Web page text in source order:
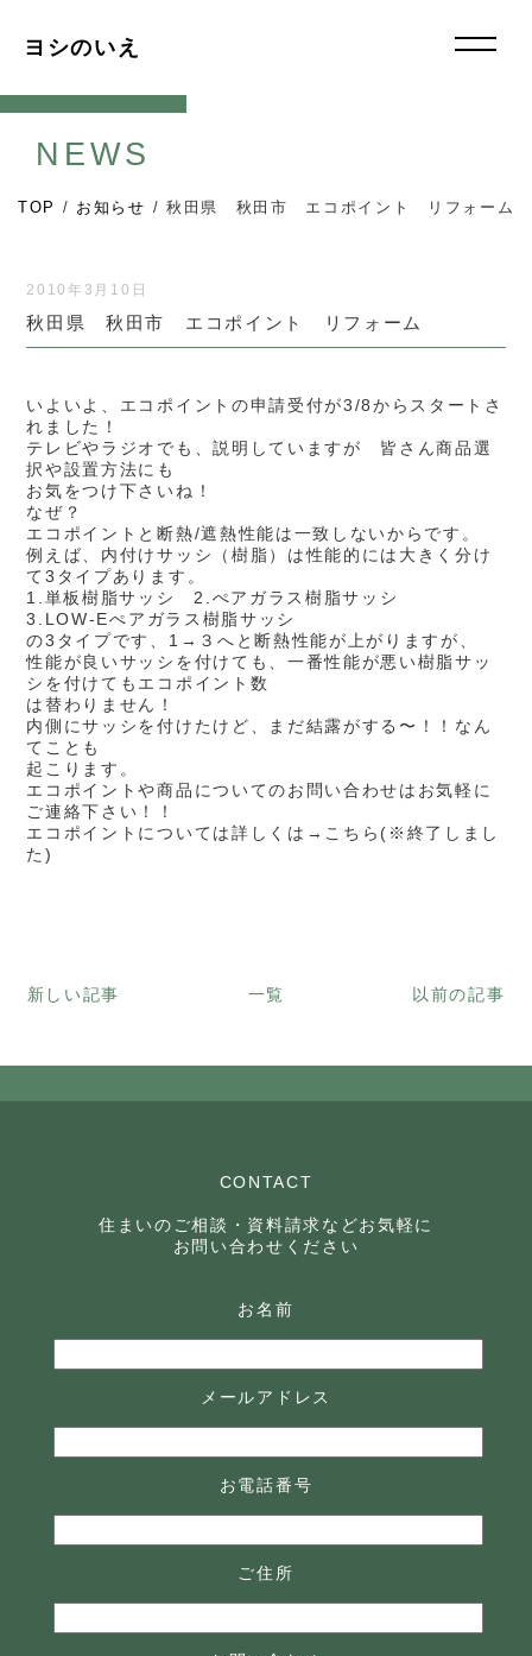
ヨシのいえ
NEWS
TOP / お知らせ / 秋田県 秋田市 エコポイント リフォーム
2010年3月10日
秋田県 秋田市 エコポイント リフォーム
いよいよ、エコポイントの申請受付が3/8からスタートさ
れました！
テレビやラジオでも、説明していますが 皆さん商品選
択や設置方法にも
お気をつけ下さいね！
なぜ？
エコポイントと断熱/遮熱性能は一致しないからです。
例えば、内付けサッシ（樹脂）は性能的には大きく分け
て3タイプあります。
1.単板樹脂サッシ 2.ぺアガラス樹脂サッシ
3.LOW-Eぺアガラス樹脂サッシ
の3タイプです、1→３へと断熱性能が上がりますが、
性能が良いサッシを付けても、一番性能が悪い樹脂サッ
シを付けてもエコポイント数
は替わりません！
内側にサッシを付けたけど、まだ結露がする〜！！なん
てことも
起こります。
エコポイントや商品についてのお問い合わせはお気軽に
ご連絡下さい！！
エコポイントについては詳しくは→こちら(※終了しまし
た)
新しい記事 一覧 以前の記事
CONTACT
住まいのご相談・資料請求などお気軽に
お問い合わせください
お名前
メールアドレス
お電話番号
ご住所